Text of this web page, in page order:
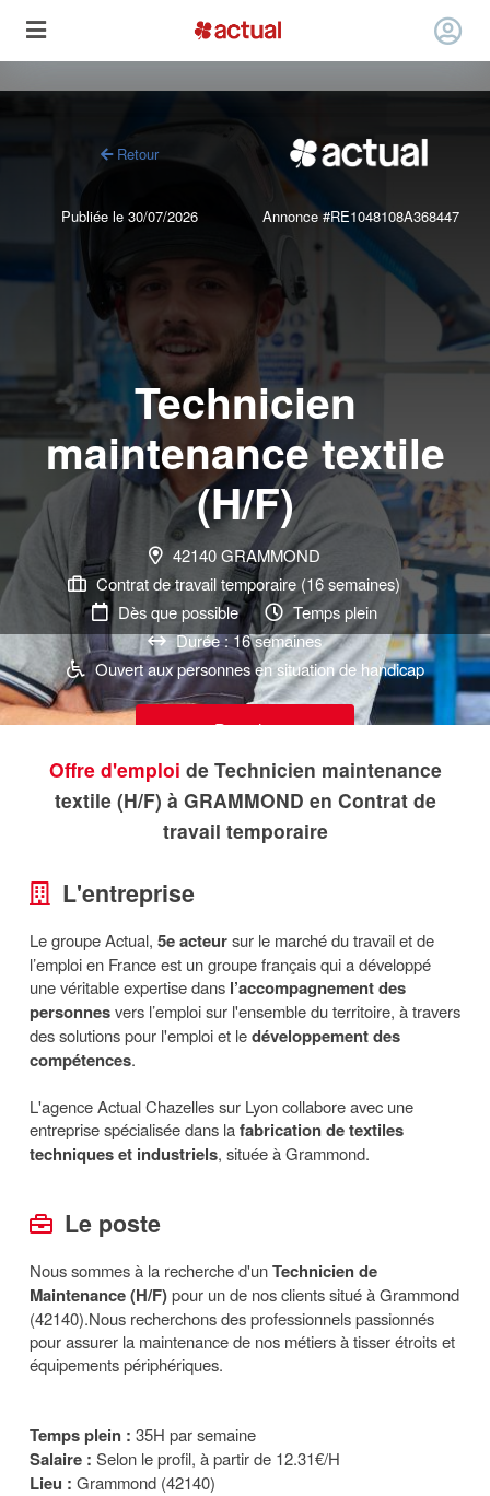
Retour
Publiée le 30/07/2026 Annonce #RE1048108A368447
Technicien
maintenance textile
(H/F)
42140 GRAMMOND
Contrat de travail temporaire (16 semaines)
Dès que possible
Temps plein
Durée : 16 semaines
Ouvert aux personnes en situation de handicap
Postuler
Offre d'emploi de Technicien maintenance
textile (H/F) à GRAMMOND en Contrat de
travail temporaire
L'entreprise
Le groupe Actual, 5e acteursur le marché du travail et de
l’emploi en France est un groupe français qui a développé
une véritable expertise dans l’accompagnement des
personnesvers l’emploi sur l'ensemble du territoire, à travers
des solutions pour l'emploi et ledéveloppement des
compétences.
L'agence Actual Chazelles sur Lyon collabore avec une
entreprise spécialisée dans lafabrication de textiles
techniques et industriels, située à Grammond.
Le poste
Nous sommes à la recherche d'unTechnicien de
Maintenance (H/F)pour un de nos clients situé à Grammond
(42140).Nous recherchons des professionnels passionnés
pour assurer la maintenance de nos métiers à tisser étroits et
équipements périphériques.
Temps plein : 35H par semaine
Salaire : Selon le profil, à partir de 12.31€/H
Lieu : Grammond (42140)